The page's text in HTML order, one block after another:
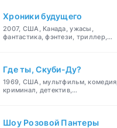
Хроники будущего
2007, США, Канада, ужасы,
фантастика, фэнтези, триллер,
Где ты, Скуби-Ду?
1969, США, мультфильм, комедия,
криминал, детектив,
Шоу Розовой Пантеры